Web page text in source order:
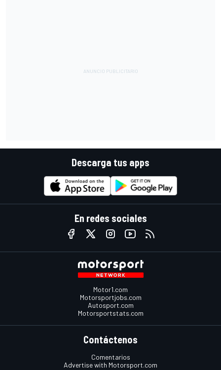
Descarga tus apps
En redes sociales
Motor1.com
Motorsportjobs.com
Autosport.com
Motorsportstats.com
Contáctenos
Comentarios
Advertise with Motorsport.com